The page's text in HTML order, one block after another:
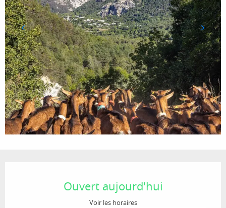
Ouvert aujourd'hui
Voir les horaires